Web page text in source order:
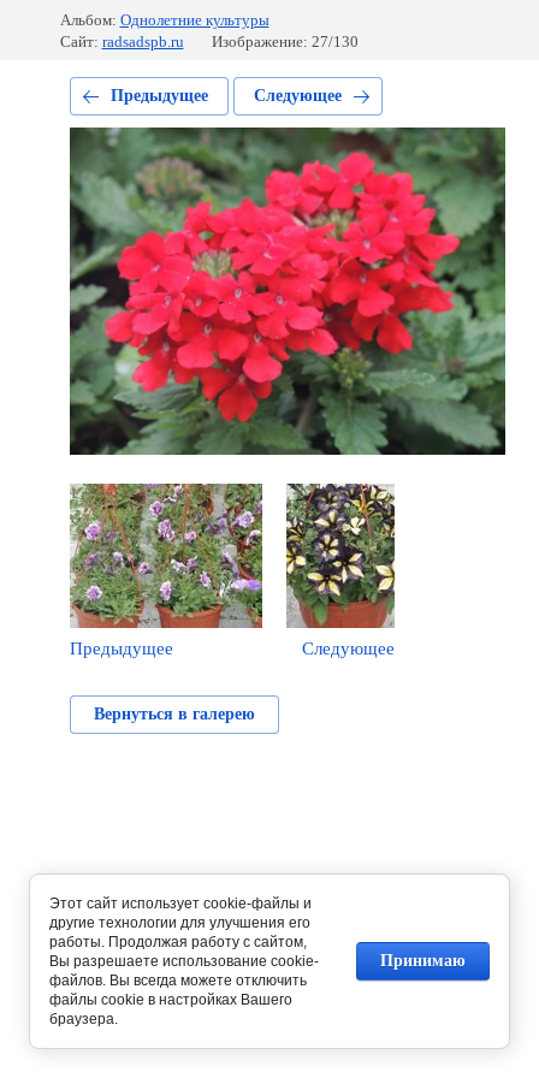
Альбом: Однолетние культуры
Сайт: radsadspb.ru Изображение: 27/130
Предыдущее Следующее
Предыдущее Следующее
Вернуться в галерею
Этот сайт использует cookie-файлы и
другие технологии для улучшения его
работы. Продолжая работу с сайтом,
Вы разрешаете использование cookie-
файлов. Вы всегда можете отключить
файлы cookie в настройках Вашего
браузера.
Принимаю